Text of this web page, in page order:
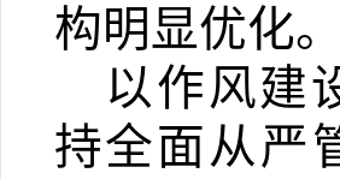
构明显优化。
以作风建
持全面从严